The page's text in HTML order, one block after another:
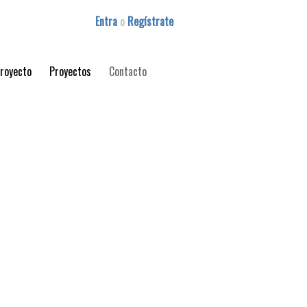
Entra o Regístrate
Proyectos Contacto